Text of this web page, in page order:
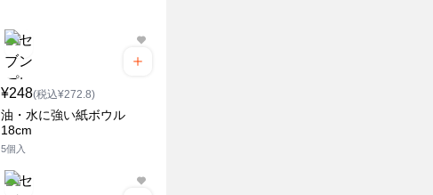
¥248(税込¥272.8)
油・水に強い紙ボウル
18cm
5個入